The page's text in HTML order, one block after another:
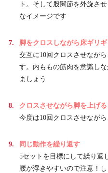
ト。そして股関節を外旋さ
なイメージです
脚をクロスしながら床ギリ
交互に10回クロスさせなが
す。内ももの筋肉を意識し
ましょう
クロスさせながら脚を上げる
今度は10回クロスさせなが
同じ動作を繰り返す
5セットを目標にして繰り返
腰が浮きやすいので注意！